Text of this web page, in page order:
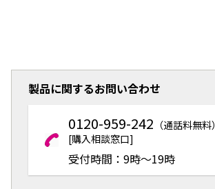
製品に関するお問い合わせ
0120-959-242 （通話料無料）
[購入相談窓口]
受付時間：9時～19時